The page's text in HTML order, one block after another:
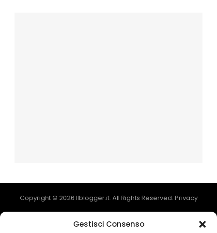
Gestisci Consenso
Copyright © 2026 Ilblogger.it. All Rights Reserved. Privacy
Catch Mag byCatch Themes